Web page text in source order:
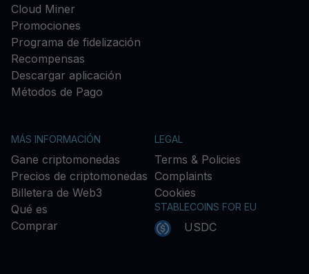
Cloud Miner
Promociones
Programa de fidelización
Recompensas
Descargar aplicación
Métodos de Pago
MÁS INFORMACIÓN
Gane criptomonedas
Precios de criptomonedas
Billetera de Web3
Qué es
Comprar
LEGAL
Terms & Policies
Complaints
Cookies
STABLECOINS FOR EU
USDC